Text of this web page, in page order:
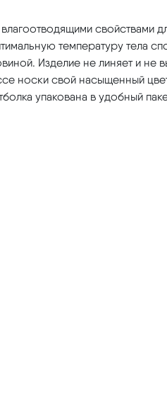
свойствами
температуру тела
Изделие не линяет и не
носки свой насыщенный
упакована в удобный